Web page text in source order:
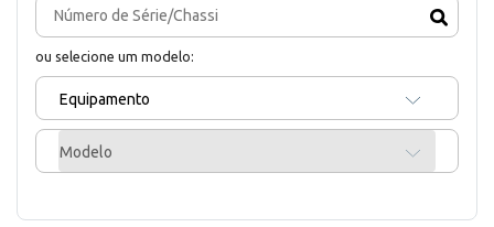
ou selecione um modelo:
Equipamento
Modelo